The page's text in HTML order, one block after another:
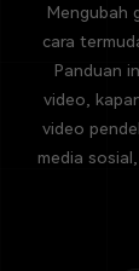
Jelajahi
Mengubah
cara
Panduan
video,
video
media